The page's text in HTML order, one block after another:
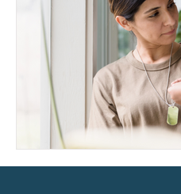
Plaidoyer BD